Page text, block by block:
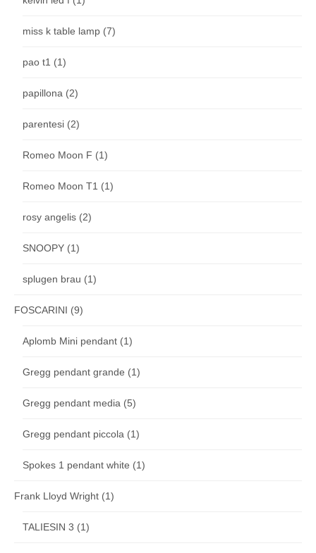
miss k table lamp (7)
pao t1 (1)
papillona (2)
parentesi (2)
Romeo Moon F (1)
Romeo Moon T1 (1)
rosy angelis (2)
SNOOPY (1)
splugen brau (1)
FOSCARINI (9)
Aplomb Mini pendant (1)
Gregg pendant grande (1)
Gregg pendant media (5)
Gregg pendant piccola (1)
Spokes 1 pendant white (1)
Frank Lloyd Wright (1)
TALIESIN 3 (1)